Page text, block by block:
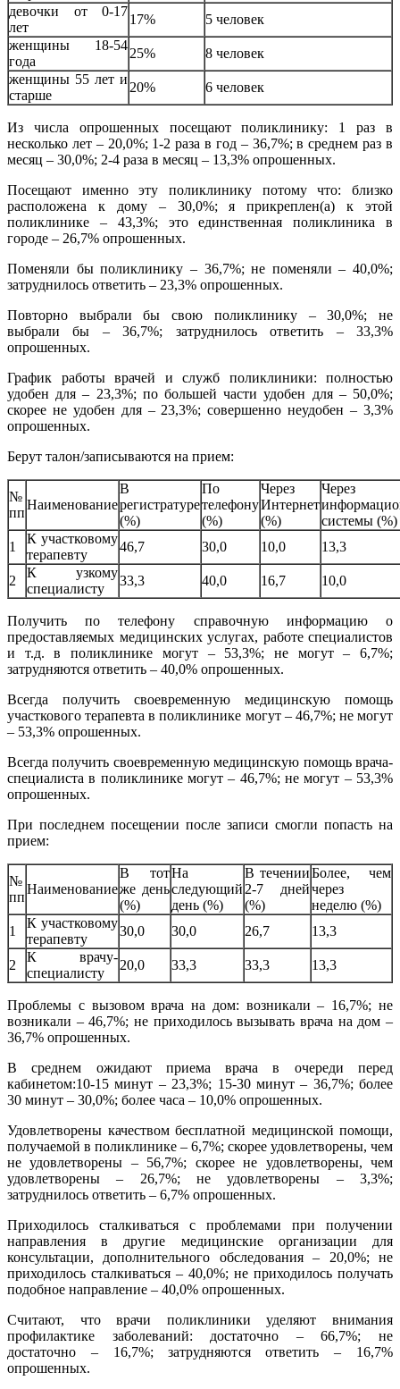
девочки от 0-17
лет
17%
5 человек
женщины 18-54
года
25%
8 человек
женщины 55 лет и
старше
20% 6 человек
Из числа опрошенных посещают поликлинику: 1 раз в
несколько лет – 20,0%; 1-2 раза в год – 36,7%; в среднем раз в
месяц – 30,0%; 2-4 раза в месяц – 13,3% опрошенных.
Посещают именно эту поликлинику потому что: близко
расположена к дому – 30,0%; я прикреплен(а) к этой
поликлинике – 43,3%; это единственная поликлиника в
городе – 26,7% опрошенных.
Поменяли бы поликлинику – 36,7%; не поменяли – 40,0%;
затруднилось ответить – 23,3% опрошенных.
Повторно выбрали бы свою поликлинику – 30,0%; не
выбрали бы – 36,7%; затруднилось ответить – 33,3%
опрошенных.
График работы врачей и служб поликлиники: полностью
удобен для – 23,3%; по большей части удобен для – 50,0%;
скорее не удобен для – 23,3%; совершенно неудобен – 3,3%
опрошенных.
Берут талон/записываются на прием:
№
пп
Наименование
В
регистратуре
(%)
По
телефону
(%)
Через
Интернет
(%)
Через
системы (%)
1
К участковому
терапевту
46,7 30,0 10,0 13,3
2
К узкому
специалисту
33,3 40,0 16,7 10,0
Получить по телефону справочную информацию о
предоставляемых медицинских услугах, работе специалистов
и т.д. в поликлинике могут – 53,3%; не могут – 6,7%;
затрудняются ответить – 40,0% опрошенных.
Всегда получить своевременную медицинскую помощь
участкового терапевта в поликлинике могут – 46,7%; не могут
– 53,3% опрошенных.
Всегда получить своевременную медицинскую помощь врача-
специалиста в поликлинике могут – 46,7%; не могут – 53,3%
опрошенных.
При последнем посещении после записи смогли попасть на
прием:
№
пп
Наименование
В тот
же день
(%)
На
следующий
день (%)
В течении
2-7 дней
(%)
Более, чем
через
неделю (%)
1
К участковому
терапевту
30,0 30,0 26,7 13,3
2
К врачу-
специалисту
20,0 33,3 33,3 13,3
Проблемы с вызовом врача на дом: возникали – 16,7%; не
возникали – 46,7%; не приходилось вызывать врача на дом –
36,7% опрошенных.
В среднем ожидают приема врача в очереди перед
кабинетом:10-15 минут – 23,3%; 15-30 минут – 36,7%; более
30 минут – 30,0%; более часа – 10,0% опрошенных.
Удовлетворены качеством бесплатной медицинской помощи,
получаемой в поликлинике – 6,7%; скорее удовлетворены, чем
не удовлетворены – 56,7%; скорее не удовлетворены, чем
удовлетворены – 26,7%; не удовлетворены – 3,3%;
затруднилось ответить – 6,7% опрошенных.
Приходилось сталкиваться с проблемами при получении
направления в другие медицинские организации для
консультации, дополнительного обследования – 20,0%; не
приходилось сталкиваться – 40,0%; не приходилось получать
подобное направление – 40,0% опрошенных.
Считают, что врачи поликлиники уделяют внимания
профилактике заболеваний: достаточно – 66,7%; не
достаточно – 16,7%; затрудняются ответить – 16,7%
опрошенных.